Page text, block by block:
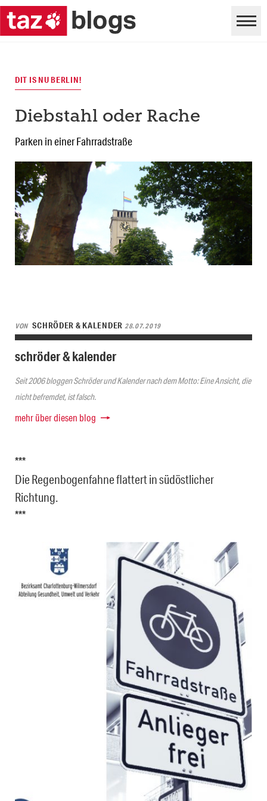
DIT IS NU BERLIN!
Diebstahl oder Rache
Parken in einer Fahrradstraße
VON SCHRÖDER & KALENDER 28.07.2019
schröder & kalender
Seit 2006 bloggen Schröder und Kalender nach dem Motto: Eine Ansicht, die
nicht befremdet, ist falsch.
mehr über diesen blog
***
Die Regenbogenfahne flattert in südöstlicher
Richtung.
***